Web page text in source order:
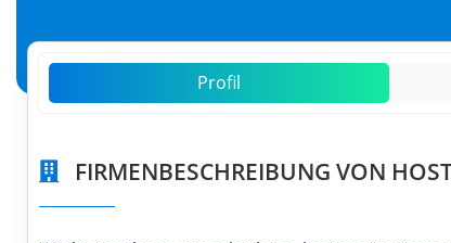
Profil
FIRMENBESCHREIBUNG VON